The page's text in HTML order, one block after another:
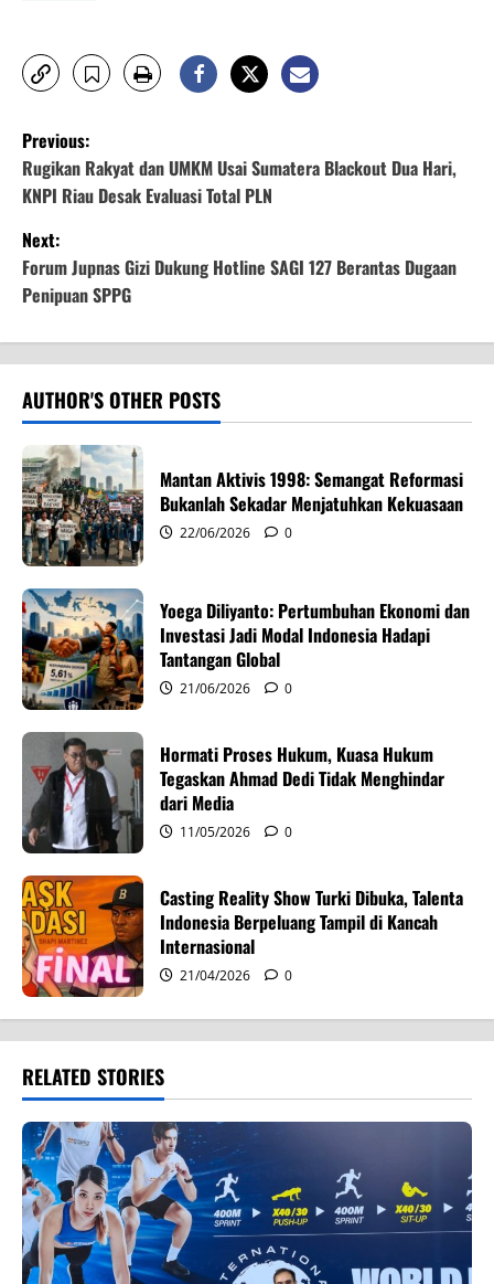
P
o
s
t
n
a
v
i
g
a
t
i
o
n
Previous:
Rugikan Rakyat dan UMKM Usai Sumatera Blackout Dua Hari,
KNPI Riau Desak Evaluasi Total PLN
Next:
Forum Jupnas Gizi Dukung Hotline SAGI 127 Berantas Dugaan
Penipuan SPPG
AUTHOR'S OTHER POSTS
Mantan Aktivis 1998: Semangat Reformasi
Bukanlah Sekadar Menjatuhkan Kekuasaan
22/06/2026 0
Yoega Diliyanto: Pertumbuhan Ekonomi dan
Investasi Jadi Modal Indonesia Hadapi
Tantangan Global
21/06/2026 0
Hormati Proses Hukum, Kuasa Hukum
Tegaskan Ahmad Dedi Tidak Menghindar
dari Media
11/05/2026 0
Casting Reality Show Turki Dibuka, Talenta
Indonesia Berpeluang Tampil di Kancah
Internasional
21/04/2026 0
RELATED STORIES